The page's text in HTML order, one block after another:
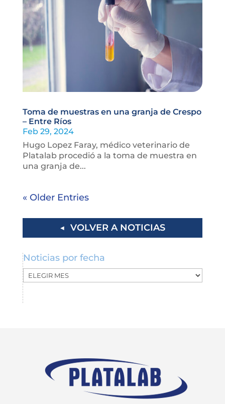
Toma de muestras en una granja de Crespo
– Entre Ríos
Feb 29, 2024
Hugo Lopez Faray, médico veterinario de
Platalab procedió a la toma de muestra en
una granja de...
« Older Entries
◀ VOLVER A NOTICIAS
Noticias por fecha
Noticias
por
fecha